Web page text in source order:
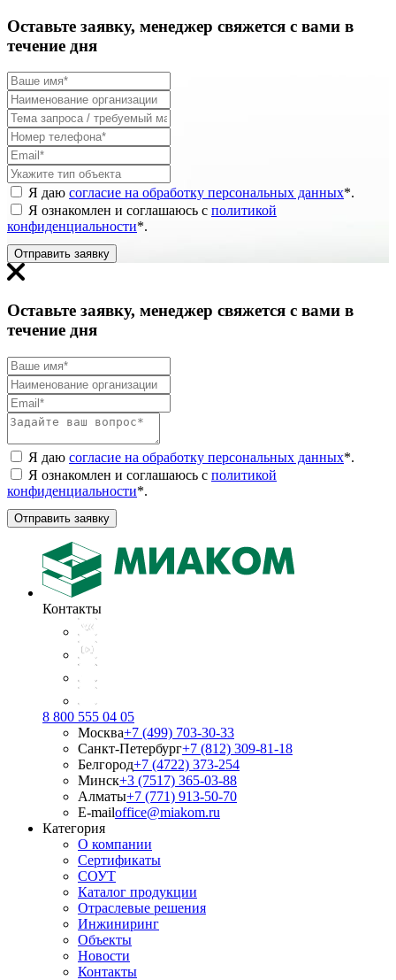
Оставьте заявку, менеджер свяжется с вами в
течение дня
Я даю согласие на обработку персональных данных*.
Я ознакомлен и соглашаюсь с политикой
конфиденциальности*.
Отправить заявку
Оставьте заявку, менеджер свяжется с вами в
течение дня
Я даю согласие на обработку персональных данных*.
Я ознакомлен и соглашаюсь с политикой
конфиденциальности*.
Отправить заявку
Контакты
8 800 555 04 05
Москва+7 (499) 703-30-33
Санкт-Петербург+7 (812) 309-81-18
Белгород+7 (4722) 373-254
Минск+3 (7517) 365-03-88
Алматы+7 (771) 913-50-70
E-mailoffice@miakom.ru
Категория
О компании
Сертификаты
СОУТ
Каталог продукции
Отраслевые решения
Инжиниринг
Объекты
Новости
Контакты